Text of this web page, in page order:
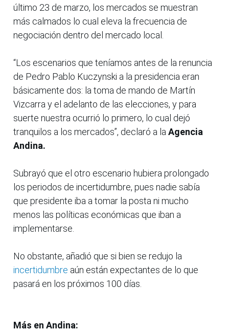
último 23 de marzo, los mercados se muestran
más calmados lo cual eleva la frecuencia de
negociación dentro del mercado local.
“Los escenarios que teníamos antes de la renuncia
de Pedro Pablo Kuczynski a la presidencia eran
básicamente dos: la toma de mando de Martín
Vizcarra y el adelanto de las elecciones, y para
suerte nuestra ocurrió lo primero, lo cual dejó
tranquilos a los mercados”, declaró a la Agencia
Andina.
Subrayó que el otro escenario hubiera prolongado
los periodos de incertidumbre, pues nadie sabía
que presidente iba a tomar la posta ni mucho
menos las políticas económicas que iban a
implementarse.
No obstante, añadió que si bien se redujo la
incertidumbre aún están expectantes de lo que
pasará en los próximos 100 días.
Más en Andina: